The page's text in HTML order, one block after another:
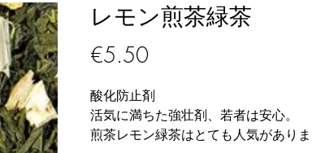
レモン煎茶緑茶
€5.50価格
酸化防止剤
活気に満ちた強壮剤、若者は安心。
煎茶レモン緑茶はとても人気がありま